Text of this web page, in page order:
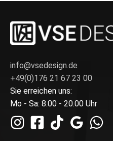
info@vsedesign.de
+49(0)176 21 67 23 00
Sie erreichen uns:
Mo - Sa: 8.00 - 20.00 Uhr